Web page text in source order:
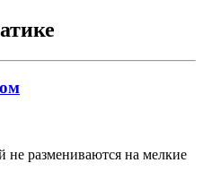
размениваются на мелкие